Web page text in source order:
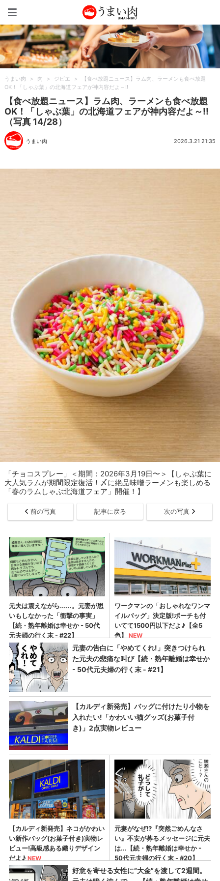
うまい肉 > 肉 > ジビエ >
【食べ放題ニュース】ラム肉、ラーメンも食べ放題
OK！「しゃぶ葉」の北海道フェアが神内容だよ～!!
【食べ放題ニュース】ラム肉、ラーメンも食べ放題
OK！「しゃぶ葉」の北海道フェアが神内容だよ～!!
（写真 14/28）
うまい肉 2026.3.21 21:35
「チョコスプレー」＜期間：2026年3月19日〜＞【しゃぶ葉に
大人気ラムが期間限定復活！〆に絶品味噌ラーメンも楽しめる
「春のラムしゃぶ北海道フェア」開催！】
前の写真 記事に戻る 次の写真